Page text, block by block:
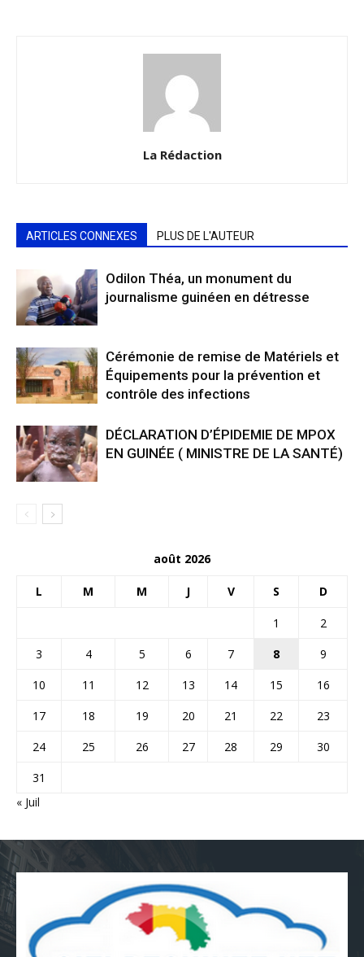
La Rédaction
ARTICLES CONNEXES PLUS DE L'AUTEUR
Odilon Théa, un monument du
journalisme guinéen en détresse
Cérémonie de remise de Matériels et
Équipements pour la prévention et
contrôle des infections
DÉCLARATION D’ÉPIDEMIE DE MPOX
EN GUINÉE ( MINISTRE DE LA SANTÉ)
août 2026
L M M J V S D
1
2
3
4 5 6 7 8
9
10
11 12 13 14 15
16
17
18 19 20 21 22
23
24
25 26 27 28 29
30
31
« Juil